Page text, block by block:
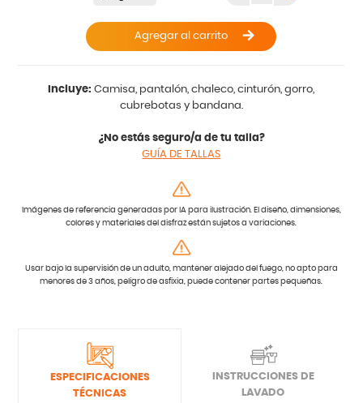
Agregar al carrito
Incluye: Camisa, pantalón, chaleco, cinturón, gorro,
cubrebotas y bandana.
¿No estás seguro/a de tu talla?
GUÍA DE TALLAS
Imágenes de referencia generadas por IA para ilustración. El diseño, dimensiones,
colores y materiales del disfraz están sujetos a variaciones.
Usar bajo la supervisión de un adulto, mantener alejado del fuego, no apto para
menores de 3 años, peligro de asfixia, puede contener partes pequeñas.
ESPECIFICACIONES
TÉCNICAS
INSTRUCCIONES DE
LAVADO